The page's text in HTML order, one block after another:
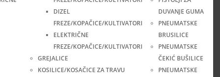
DIZEL
FREZE/KOPAČICE/KULTIVATORI
ELEKTRIČNE
FREZE/KOPAČICE/KULTIVATORI
GREJALICE
KOSILICE/KOSAČICE ZA TRAVU
DUVANJE GUMA
PNEUMATSKE
BRUSILICE
PNEUMATSKE
ČEKIĆ BUŠILICE
PNEUMATSKE